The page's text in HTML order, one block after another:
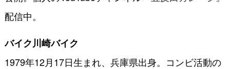
配信中。
バイク川崎バイク
1979年12月17日生まれ、兵庫県出身。コンビ活動の